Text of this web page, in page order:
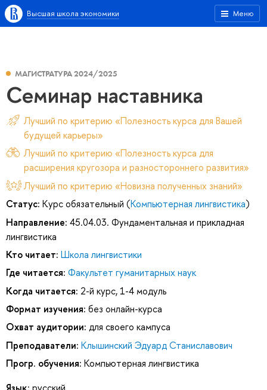
Меню
Высшая школа экономики
МАГИСТРАТУРА 2024/2025
Семинар наставника
Лучший по критерию «Полезность курса для Вашей
будущей карьеры»
Лучший по критерию «Полезность курса для
расширения кругозора и разностороннего развития»
Лучший по критерию «Новизна полученных знаний»
Статус: Курс обязательный (Компьютерная лингвистика)
Направление: 45.04.03. Фундаментальная и прикладная
лингвистика
Кто читает: Школа лингвистики
Где читается: Факультет гуманитарных наук
Когда читается: 2-й курс, 1-4 модуль
Формат изучения: без онлайн-курса
Охват аудитории: для своего кампуса
Преподаватели: Клышинский Эдуард Станиславович
Прогр. обучения: Компьютерная лингвистика